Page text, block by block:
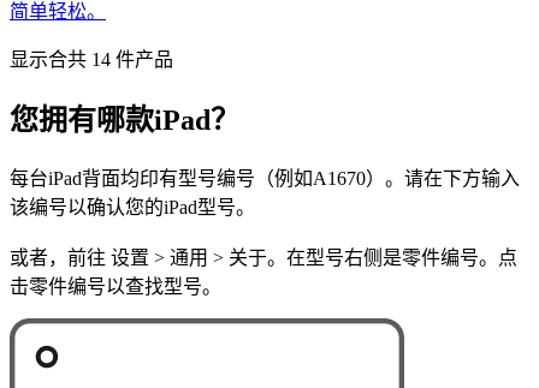
简单轻松。
显示合共 14 件产品
您拥有哪款iPad？
每台iPad背面均印有型号编号（例如A1670）。请在下方输入
该编号以确认您的iPad型号。
或者，前往 设置 > 通用 > 关于。在型号右侧是零件编号。点
击零件编号以查找型号。